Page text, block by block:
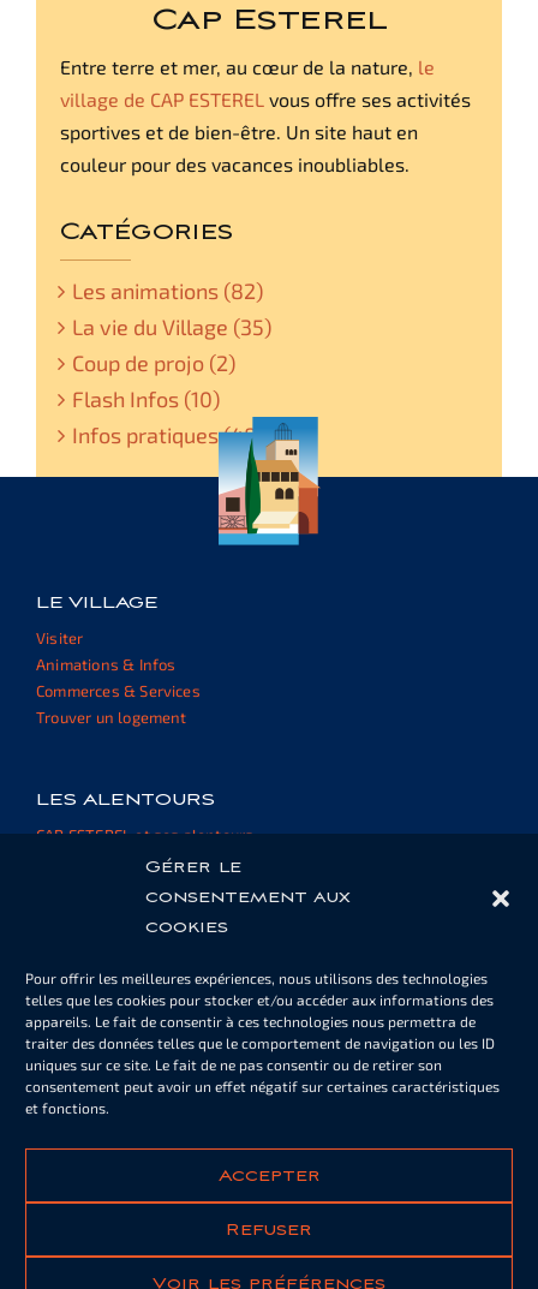
Gérer le
consentement aux
cookies
Pour offrir les meilleures expériences, nous utilisons des technologies
telles que les cookies pour stocker et/ou accéder aux informations des
appareils. Le fait de consentir à ces technologies nous permettra de
traiter des données telles que le comportement de navigation ou les ID
uniques sur ce site. Le fait de ne pas consentir ou de retirer son
consentement peut avoir un effet négatif sur certaines caractéristiques
et fonctions.
Accepter
Refuser
Voir les préférences
Cap Esterel
Entre terre et mer, au cœur de la nature, le
village de CAP ESTEREL vous offre ses activités
sportives et de bien-être. Un site haut en
couleur pour des vacances inoubliables.
Catégories
Les animations (82)
La vie du Village (35)
Coup de projo (2)
Flash Infos (10)
Infos pratiques (48)
LE VILLAGE
Visiter
Animations & Infos
Commerces & Services
Trouver un logement
LES ALENTOURS
CAP ESTEREL et ses alentours
Informations et ressources
Cartes de piscine ou de parking
Informations
Documents